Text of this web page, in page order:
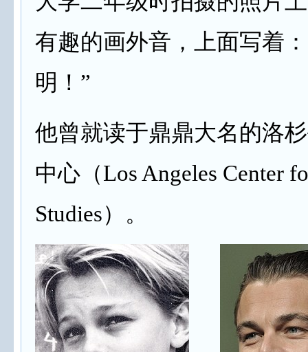
有趣的画外音，上面写着
明！”
他曾就读于鼎鼎大名的洛
中心（Los Angeles Center
Studies）。